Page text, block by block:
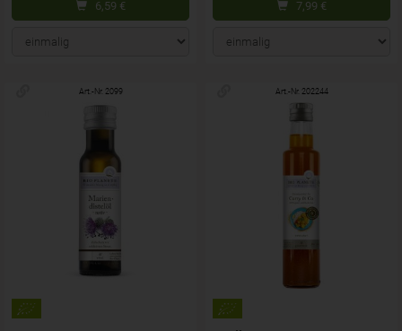
6,59 € 7,99 €
Art.-Nr. 2099 Art.-Nr. 202244